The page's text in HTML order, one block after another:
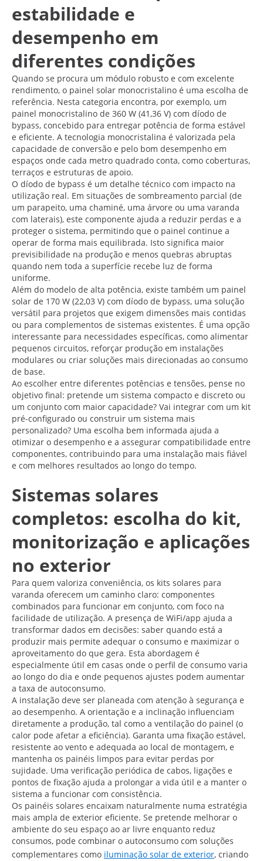
estabilidade e
desempenho em
diferentes condições
Quando se procura um módulo robusto e com excelente
rendimento, o painel solar monocristalino é uma escolha de
referência. Nesta categoria encontra, por exemplo, um
painel monocristalino de 360 W (41,36 V) com díodo de
bypass, concebido para entregar potência de forma estável
e eficiente. A tecnologia monocristalina é valorizada pela
capacidade de conversão e pelo bom desempenho em
espaços onde cada metro quadrado conta, como coberturas,
terraços e estruturas de apoio.
O díodo de bypass é um detalhe técnico com impacto na
utilização real. Em situações de sombreamento parcial (de
um parapeito, uma chaminé, uma árvore ou uma varanda
com laterais), este componente ajuda a reduzir perdas e a
proteger o sistema, permitindo que o painel continue a
operar de forma mais equilibrada. Isto significa maior
previsibilidade na produção e menos quebras abruptas
quando nem toda a superfície recebe luz de forma
uniforme.
Além do modelo de alta potência, existe também um painel
solar de 170 W (22,03 V) com díodo de bypass, uma solução
versátil para projetos que exigem dimensões mais contidas
ou para complementos de sistemas existentes. É uma opção
interessante para necessidades específicas, como alimentar
pequenos circuitos, reforçar produção em instalações
modulares ou criar soluções mais direcionadas ao consumo
de base.
Ao escolher entre diferentes potências e tensões, pense no
objetivo final: pretende um sistema compacto e discreto ou
um conjunto com maior capacidade? Vai integrar com um kit
pré-configurado ou construir um sistema mais
personalizado? Uma escolha bem informada ajuda a
otimizar o desempenho e a assegurar compatibilidade entre
componentes, contribuindo para uma instalação mais fiável
e com melhores resultados ao longo do tempo.
Sistemas solares
completos: escolha do kit,
monitorização e aplicações
no exterior
Para quem valoriza conveniência, os kits solares para
varanda oferecem um caminho claro: componentes
combinados para funcionar em conjunto, com foco na
facilidade de utilização. A presença de WiFi/app ajuda a
transformar dados em decisões: saber quando está a
produzir mais permite adequar o consumo e maximizar o
aproveitamento do que gera. Esta abordagem é
especialmente útil em casas onde o perfil de consumo varia
ao longo do dia e onde pequenos ajustes podem aumentar
a taxa de autoconsumo.
A instalação deve ser planeada com atenção à segurança e
ao desempenho. A orientação e a inclinação influenciam
diretamente a produção, tal como a ventilação do painel (o
calor pode afetar a eficiência). Garanta uma fixação estável,
resistente ao vento e adequada ao local de montagem, e
mantenha os painéis limpos para evitar perdas por
sujidade. Uma verificação periódica de cabos, ligações e
pontos de fixação ajuda a prolongar a vida útil e a manter o
sistema a funcionar com consistência.
Os painéis solares encaixam naturalmente numa estratégia
mais ampla de exterior eficiente. Se pretende melhorar o
ambiente do seu espaço ao ar livre enquanto reduz
consumos, pode combinar o autoconsumo com soluções
complementares como iluminação solar de exterior, criando